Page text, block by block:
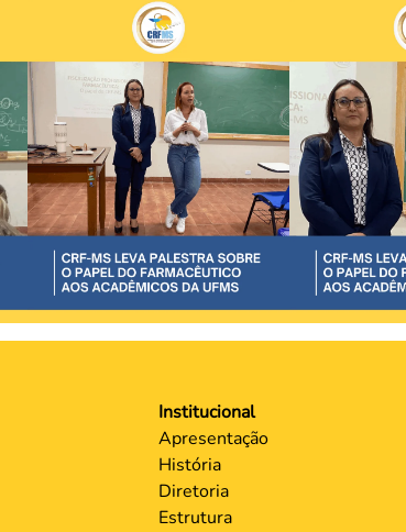
Institucional
Apresentação
História
Diretoria
Estrutura